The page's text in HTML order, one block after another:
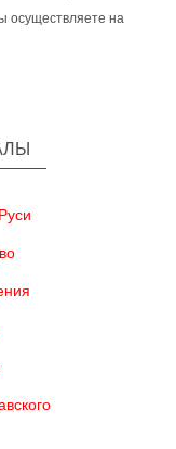
осуществляете на